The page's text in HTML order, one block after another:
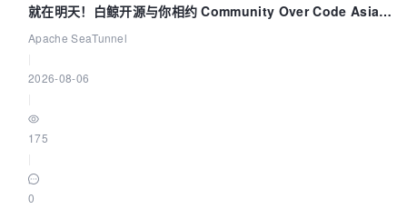
就在明天！白鲸开源与你相约 Community Over Code Asia
2026 主题演讲！
Apache SeaTunnel
2026-08-06
175
0